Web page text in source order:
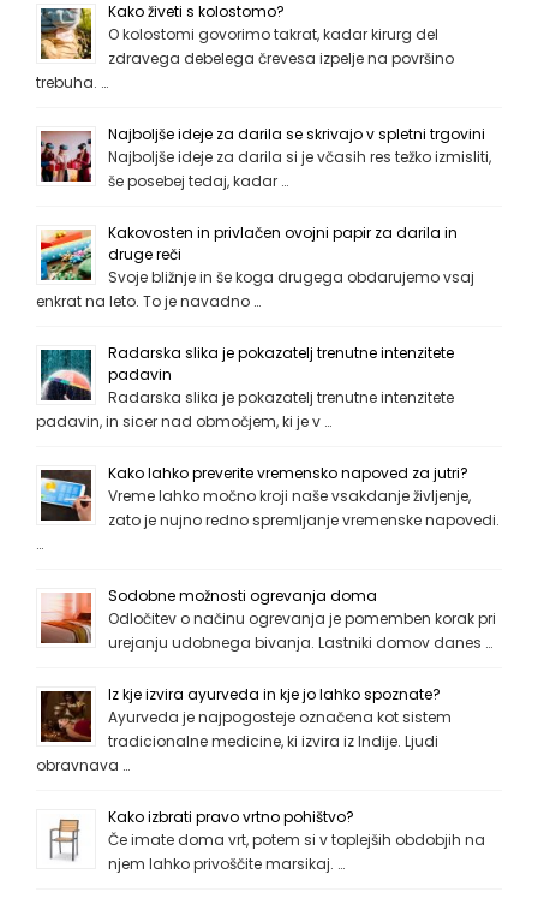
Kako živeti s kolostomo?
O kolostomi govorimo takrat, kadar kirurg del
zdravega debelega črevesa izpelje na površino
trebuha. …
Najboljše ideje za darila se skrivajo v spletni trgovini
Najboljše ideje za darila si je včasih res težko izmisliti,
še posebej tedaj, kadar …
Kakovosten in privlačen ovojni papir za darila in
druge reči
Svoje bližnje in še koga drugega obdarujemo vsaj
enkrat na leto. To je navadno …
Radarska slika je pokazatelj trenutne intenzitete
padavin
Radarska slika je pokazatelj trenutne intenzitete
padavin, in sicer nad območjem, ki je v …
Kako lahko preverite vremensko napoved za jutri?
Vreme lahko močno kroji naše vsakdanje življenje,
zato je nujno redno spremljanje vremenske napovedi.
…
Sodobne možnosti ogrevanja doma
Odločitev o načinu ogrevanja je pomemben korak pri
urejanju udobnega bivanja. Lastniki domov danes …
Iz kje izvira ayurveda in kje jo lahko spoznate?
Ayurveda je najpogosteje označena kot sistem
tradicionalne medicine, ki izvira iz Indije. Ljudi
obravnava …
Kako izbrati pravo vrtno pohištvo?
Če imate doma vrt, potem si v toplejših obdobjih na
njem lahko privoščite marsikaj. …